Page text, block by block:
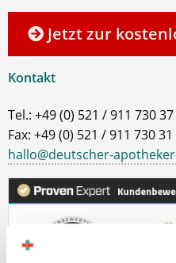
Jetzt zur
Kontakt
Tel.: +49 (0) 521 / 911 730 37
Fax: +49 (0) 521 / 911 730 31
hallo@deutscher-